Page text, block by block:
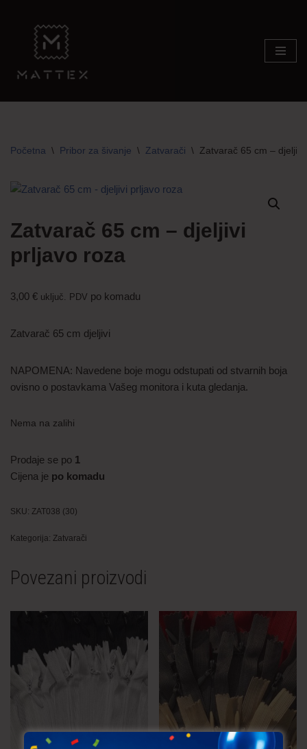
content
Početna \ Pribor za šivanje \ Zatvarači \ Zatvarač 65 cm –
Zatvarač 65 cm – djeljivi
prljavo roza
3,00 € uključ. PDV po komadu
Zatvarač 65 cm djeljivi
NAPOMENA: Navedene boje mogu odstupati od stvarnih boja
ovisno o postavkama Vašeg monitora i kuta gledanja.
Nema na zalihi
Prodaje se po 1
Cijena je po komadu
SKU: ZAT038 (30)
Kategorija: Zatvarači
Povezani proizvodi